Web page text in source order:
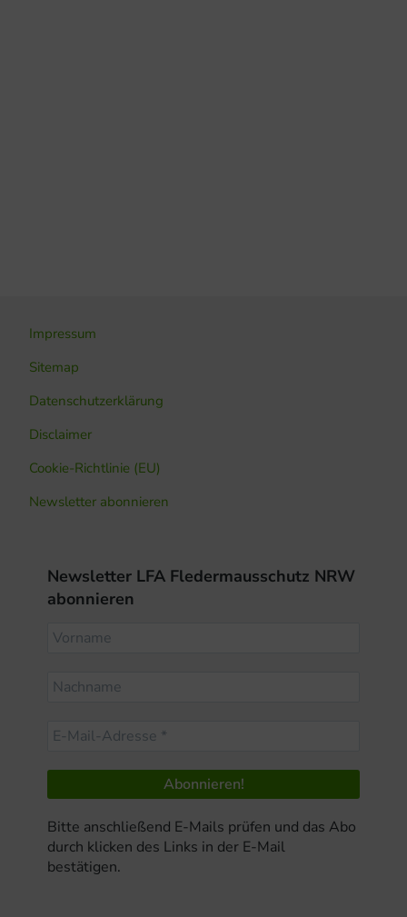
Impressum
Sitemap
Datenschutzerklärung
Disclaimer
Cookie-Richtlinie (EU)
Newsletter abonnieren
Newsletter LFA Fledermausschutz NRW
abonnieren
Bitte anschließend E-Mails prüfen und das Abo
durch klicken des Links in der E-Mail
bestätigen.